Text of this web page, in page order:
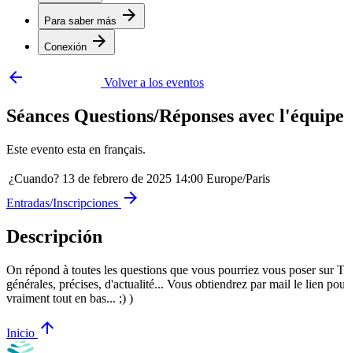
Para saber más arrow_forward
Conexión arrow_forward
arrow_backward
Volver a los eventos
Séances Questions/Réponses avec
Este evento esta en français.
¿Cuando? 13 de febrero de 2025 14:00 Europe/Paris
Entradas/Inscripciones arrow_forward
Descripción
On répond à toutes les questions que vous pourriez vous poser sur
générales, précises, d'actualité... Vous obtiendrez par mail le lien
vraiment tout en bas... ;) )
Inicio arrow_upward